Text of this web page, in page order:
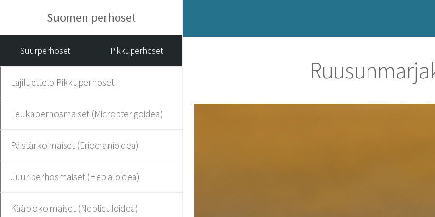
Suomen perhoset
Suurperhoset Pikkuperhoset
Lajiluettelo Pikkuperhoset
Leukaperhosmaiset (Micropterigoidea)
Päistärkoimaiset (Eriocranioidea)
Juuriperhosmaiset (Hepialoidea)
Kääpiökoimaiset (Nepticuloidea)